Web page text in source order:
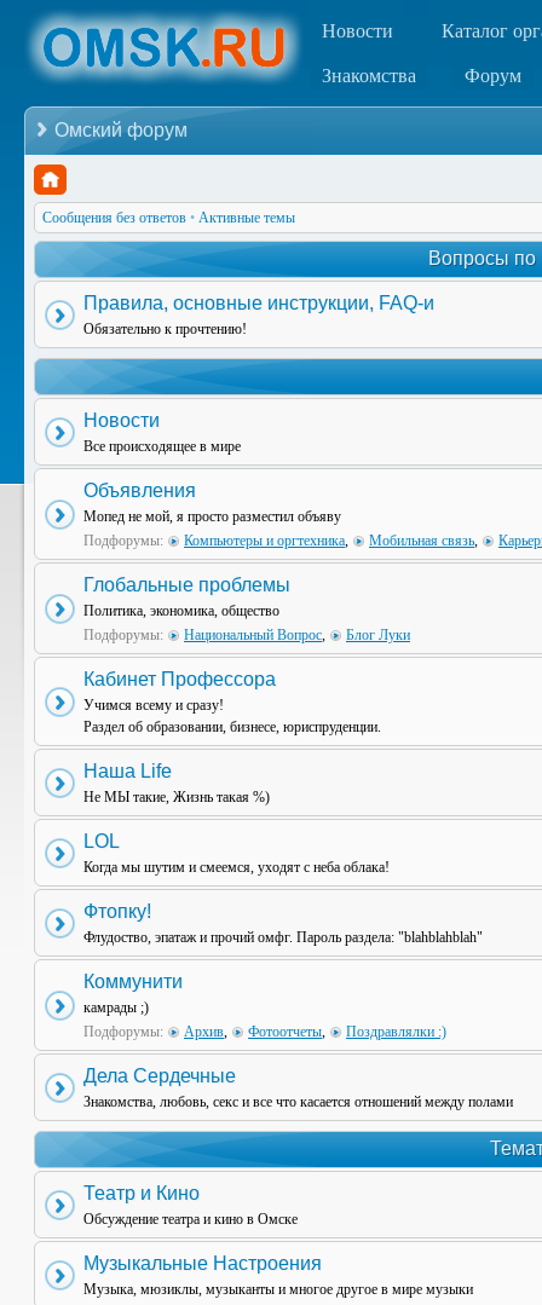
Новости Каталог
Знакомства Форум
Омский форум
Сообщения без ответов • Активные темы
Вопросы по
Правила, основные инструкции, FAQ-и
Обязательно к прочтению!
Новости
Все происходящее в мире
Объявления
Мопед не мой, я просто разместил объяву
Подфорумы:
Компьютеры и оргтехника, Мобильная связь,
Глобальные проблемы
Политика, экономика, общество
Подфорумы:
Национальный Вопрос, Блог Луки
Кабинет Профессора
Учимся всему и сразу!
Раздел об образовании, бизнесе, юриспруденции.
Наша Life
Не МЫ такие, Жизнь такая %)
LOL
Когда мы шутим и смеемся, уходят с неба облака!
Фтопку!
Флудоство, эпатаж и прочий омфг. Пароль раздела: "blahblahblah"
Коммунити
камрады ;)
Подфорумы:
Архив, Фотоотчеты, Поздравлялки :)
Дела Сердечные
Знакомства, любовь, секс и все что касается отношений между полами
Театр и Кино
Обсуждение театра и кино в Омске
Музыкальные Настроения
Музыка, мюзиклы, музыканты и многое другое в мире музыки